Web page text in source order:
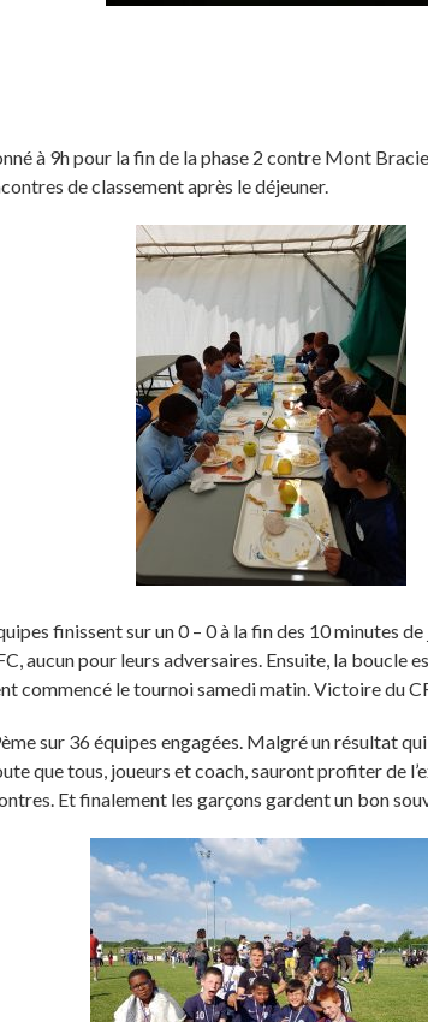
à 9h pour la fin de la phase 2 contre Mont
de classement après le déjeuner.
finissent sur un 0 – 0 à la fin des 10 minutes
aucun pour leurs adversaires. Ensuite, la boucle
commencé le tournoi samedi matin. Victoire du
sur 36 équipes engagées. Malgré un résultat
que tous, joueurs et coach, sauront profiter de
Et finalement les garçons gardent un bon